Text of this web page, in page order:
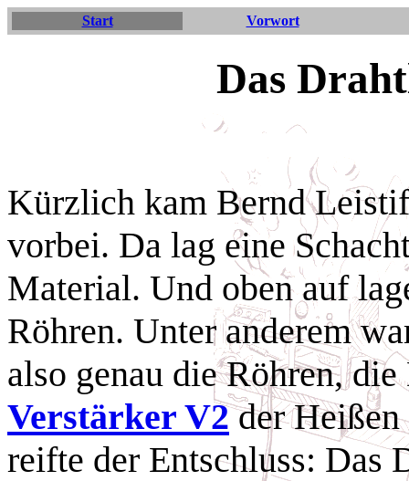
Start Vorwort
Das
Kürzlich kam Bernd
vorbei. Da lag eine
Material. Und oben auf
Röhren. Unter anderem
also genau die Röhren,
Verstärker V2der Heißen
reifte der Entschluss: Das